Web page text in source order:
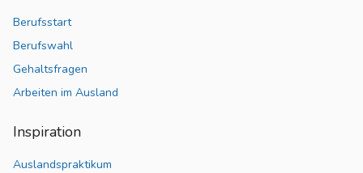
Berufsstart
Berufswahl
Gehaltsfragen
Arbeiten im Ausland
Inspiration
Auslandspraktikum